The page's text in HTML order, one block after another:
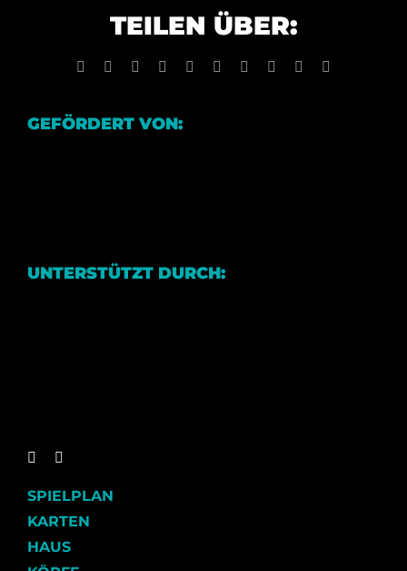
TEILEN ÜBER:
Facebook Reddit LinkedInWhatsApp
TumblrPinterest Xing
GEFÖRDERT VON:
UNTERSTÜTZT DURCH:
SPIELPLAN
KARTEN
HAUS